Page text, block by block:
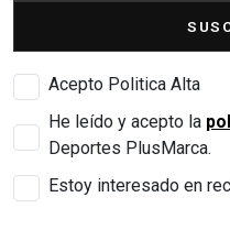
Acepto Politica Alta
He leído y acepto la
Deportes PlusMarca.
Estoy interesado en